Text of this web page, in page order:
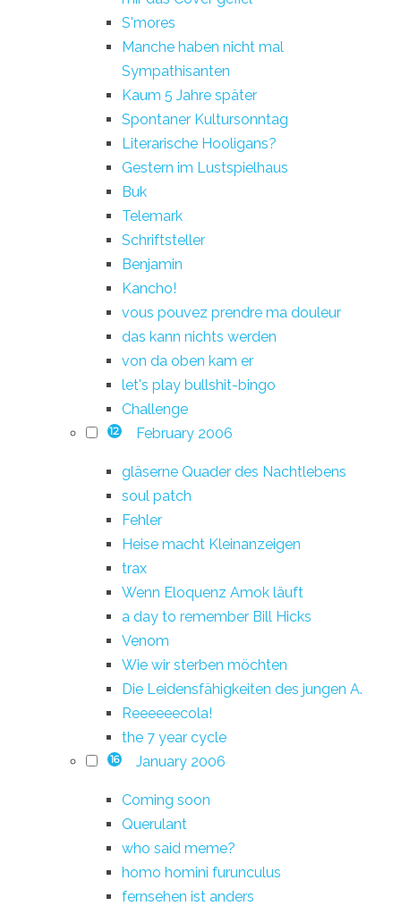
S'mores
Manche haben nicht mal
Sympathisanten
Kaum 5 Jahre später
Spontaner Kultursonntag
Literarische Hooligans?
Gestern im Lustspielhaus
Buk
Telemark
Schriftsteller
Benjamin
Kancho!
vous pouvez prendre ma douleur
das kann nichts werden
von da oben kam er
let's play bullshit-bingo
Challenge
12 February 2006
gläserne Quader des Nachtlebens
soul patch
Fehler
Heise macht Kleinanzeigen
trax
Wenn Eloquenz Amok läuft
a day to remember Bill Hicks
Venom
Wie wir sterben möchten
Die Leidensfähigkeiten des jungen A.
Reeeeeecola!
the 7 year cycle
16 January 2006
Coming soon
Querulant
who said meme?
homo homini furunculus
fernsehen ist anders